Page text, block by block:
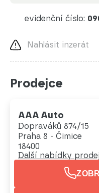
evidenční číslo:
Nahlásit inzerát
Prodejce
AAA Auto
Dopraváků 874/15
Praha 8 - Čimice
18400
Další nabídky